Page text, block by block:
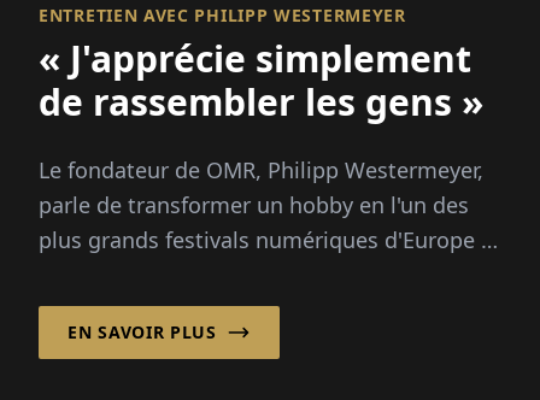
ENTRETIEN AVEC PHILIPP WESTERMEYER
« J'apprécie simplement
de rassembler les gens »
Le fondateur de OMR, Philipp Westermeyer,
parle de transformer un hobby en l'un des
plus grands festivals numériques d'Europe :
pas de grand plan.
EN SAVOIR PLUS